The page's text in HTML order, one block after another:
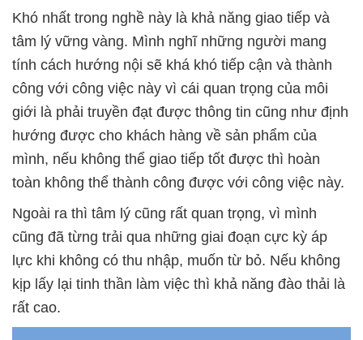
Khó nhất trong nghề này là khả năng giao tiếp và
tâm lý vững vàng. Mình nghĩ những người mang
tính cách hướng nội sẽ khá khó tiếp cận và thành
công với công việc này vì cái quan trọng của môi
giới là phải truyền đạt được thông tin cũng như định
hướng được cho khách hàng về sản phẩm của
mình, nếu không thể giao tiếp tốt được thì hoàn
toàn không thể thành công được với công việc này.
Ngoài ra thì tâm lý cũng rất quan trọng, vì mình
cũng đã từng trải qua những giai đoạn cực kỳ áp
lực khi không có thu nhập, muốn từ bỏ. Nếu không
kịp lấy lại tinh thần làm việc thì khả năng đào thải là
rất cao.